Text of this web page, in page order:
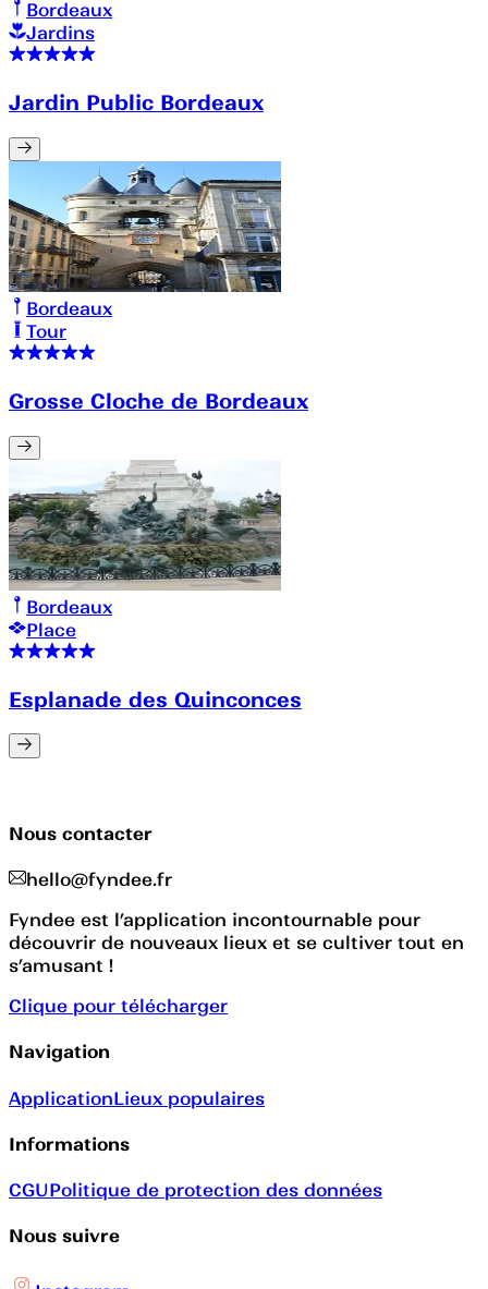
Bordeaux
Jardins
Jardin Public Bordeaux
Bordeaux
Tour
Grosse Cloche de Bordeaux
Bordeaux
Place
Esplanade des Quinconces
Nous contacter
hello@fyndee.fr
Fyndee est l’application incontournable pour
découvrir de nouveaux lieux et se cultiver tout en
s’amusant !
Clique pour télécharger
Navigation
ApplicationLieux populaires
Informations
CGUPolitique de protection des données
Nous suivre